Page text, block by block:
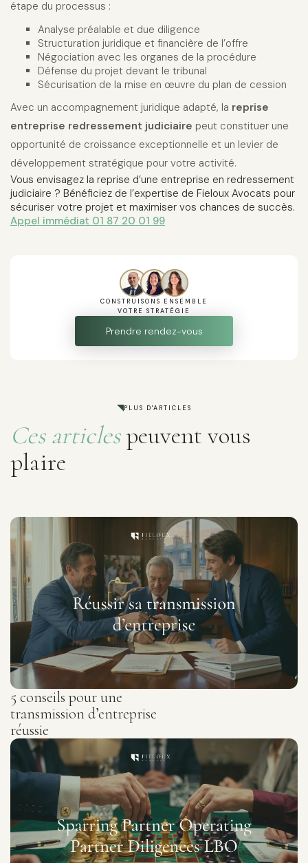
étape du processus :
Analyse préalable et due diligence
Structuration juridique et financière de l’offre
Négociation avec les organes de la procédure
Défense du projet devant le tribunal
Sécurisation de la mise en œuvre du plan de cession
Avec un accompagnement juridique adapté, la reprise
entreprise redressement judiciaire peut constituer une
opportunité de croissance exceptionnelle et un levier de
développement stratégique pour votre activité.
Vous envisagez la reprise d’une entreprise en redressement
judiciaire ? Bénéficiez de l’expertise de Fieloux Avocats pour
sécuriser votre projet et maximiser vos chances de succès.
Appel immédiat 01 87 20 01 99
CONSTRUISONS ENSEMBLE
VOTRE STRATÉGIE
Prendre rendez-vous
PLUS D'ARTICLES
Ces articlespeuvent vous
plaire
5 conseils pour une
transmission d’entreprise
réussie